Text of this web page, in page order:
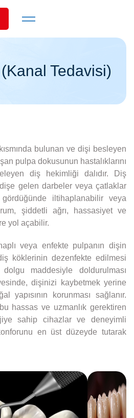
Tedavisi)
bulunan ve dişi besleyen
pulpa dokusunun hastalıklarını
diş hekimliği dalıdır. Diş
gelen darbeler veya çatlaklar
iltihaplanabilir veya
şiddetli ağrı, hassasiyet ve
yol açabilir.
veya enfekte pulpanın dişin
köklerinin dezenfekte edilmesi
maddesiyle doldurulması
dişinizi kaybetmek yerine
yapısının korunması sağlanır.
hassas ve uzmanlık gerektiren
sahip cihazlar ve deneyimli
en üst düzeyde tutarak